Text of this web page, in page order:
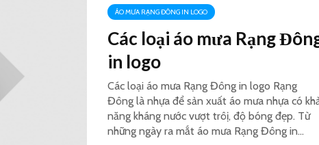
ÁO MƯA RẠNG ĐÔNG IN LOGO
Các loại áo mưa Rạng
in logo
Các loại áo mưa Rạng Đông in logo Rạng
Đông là nhựa để sản xuất áo mưa nhựa có
năng kháng nước vượt trôị, độ bóng đẹp. Từ
những ngày ra mắt áo mưa Rạng Đông in...